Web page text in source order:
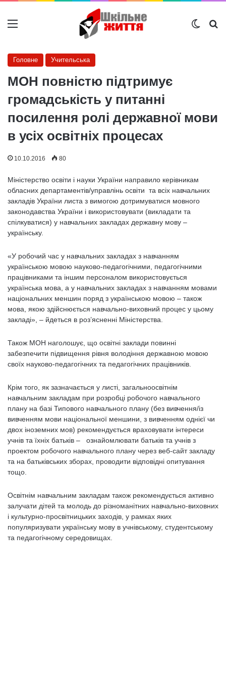
Меню
Головне Учительська
МОН повністю підтримує
громадськість у питанні
посилення ролі державної мови
в усіх освітніх процесах
10.10.2016 80
Міністерство освіти і науки України направило керівникам
обласних департаментів/управлінь освіти та всіх навчальних
закладів України листа з вимогою дотримуватися мовного
законодавства України і використовувати (викладати та
спілкуватися) у навчальних закладах державну мову –
українську.
«У робочий час у навчальних закладах з навчанням
українською мовою науково-педагогічними, педагогічними
працівниками та іншим персоналом використовується
українська мова, а у навчальних закладах з навчанням мовами
національних меншин поряд з українською мовою – також
мова, якою здійснюється навчально-виховний процес у цьому
закладі», – йдеться в роз’ясненні Міністерства.
Також МОН наголошує, що освітні заклади повинні
забезпечити підвищення рівня володіння державною мовою
своїх науково-педагогічних та педагогічних працівників.
Крім того, як зазначається у листі, загальноосвітнім
навчальним закладам при розробці робочого навчального
плану на базі Типового навчального плану (без вивчення/із
вивченням мови національної меншини, з вивченням однієї чи
двох іноземних мов) рекомендується враховувати інтереси
учнів та їхніх батьків – ознайомлювати батьків та учнів з
проектом робочого навчального плану через веб-сайт закладу
та на батьківських зборах, проводити відповідні опитування
тощо.
Освітнім навчальним закладам також рекомендується активно
залучати дітей та молодь до різноманітних навчально-виховних
і культурно-просвітницьких заходів, у рамках яких
популяризувати українську мову в учнівському, студентському
та педагогічному середовищах.